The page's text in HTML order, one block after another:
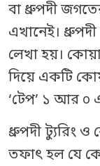
বা ধ্রুপদী
এখানেই। ধ্রুপদী
লেখা হয়।
দিয়ে একটি
‘টেপ’ ১ আর ০
ধ্রুপদী ট্যুরিং ও
তফাৎ হল যে